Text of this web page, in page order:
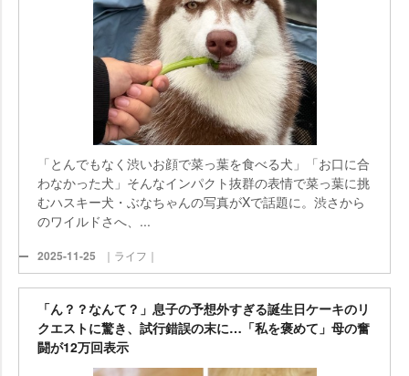
「とんでもなく渋いお顔で菜っ葉を食べる犬」「お口に合
わなかった犬」そんなインパクト抜群の表情で菜っ葉に挑
むハスキー犬・ぶなちゃんの写真がXで話題に。渋さから
のワイルドさへ、...
2025-11-25 ｜ライフ｜
「ん？？なんて？」息子の予想外すぎる誕生日ケーキのリ
クエストに驚き、試行錯誤の末に…「私を褒めて」母の奮
闘が12万回表示